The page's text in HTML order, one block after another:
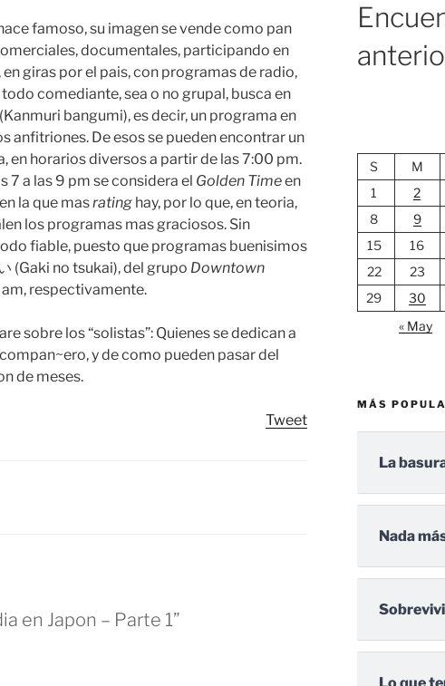
famoso, su imagen se vende como pan
documentales, participando en
giras por el pais, con programas de radio,
comediante, sea o no grupal, busca en
bangumi), es decir, un programa en
anfitriones. De esos se pueden encontrar un
en horarios diversos a partir de las 7:00 pm.
7 a las 9 pm se considera el Golden Timeen
la que masrating hay, por lo que, en teoria,
los programas mas graciosos. Sin
fiable, puesto que programas buenisimos
(Gaki no tsukai), del grupo Downtown
am, respectivamente.
sobre los “solistas”: Quienes se dedican a
y de como pueden pasar del
de meses.
Tweet
en Japon – Parte 1”
S
M
1
2
8
9
15
16
22
23
29
30
« May
MÁS
La
Nada
Lo que